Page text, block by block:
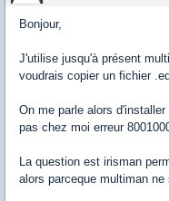
Bonjour,
J'utilise jusqu'à présent
voudrais copier un fichier
On me parle alors
pas chez moi erreur
La question est irisman
alors parceque multiman ne